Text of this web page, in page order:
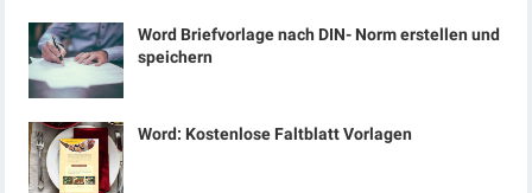
Word Briefvorlage nach DIN- Norm erstellen und
speichern
Word: Kostenlose Faltblatt Vorlagen